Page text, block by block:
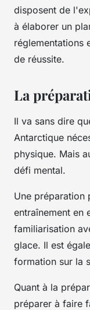
disposent de
à élaborer un
réglementations
de réussite.
La
Il va sans dire
Antarctique
physique. Mais
défi mental.
Une préparation
entraînement en
familiarisation
glace. Il est
formation sur la
Quant à la
préparer à faire